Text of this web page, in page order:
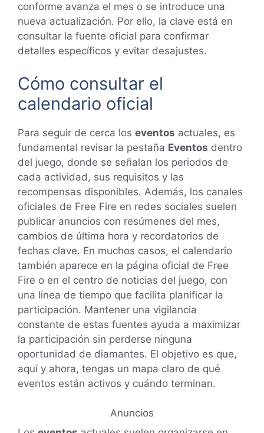
conforme avanza el mes o se introduce una
nueva actualización. Por ello, la clave está en
consultar la fuente oficial para confirmar
detalles específicos y evitar desajustes.
Cómo consultar el
calendario oficial
Para seguir de cerca los eventos actuales, es
fundamental revisar la pestaña Eventos dentro
del juego, donde se señalan los periodos de
cada actividad, sus requisitos y las
recompensas disponibles. Además, los canales
oficiales de Free Fire en redes sociales suelen
publicar anuncios con resúmenes del mes,
cambios de última hora y recordatorios de
fechas clave. En muchos casos, el calendario
también aparece en la página oficial de Free
Fire o en el centro de noticias del juego, con
una línea de tiempo que facilita planificar la
participación. Mantener una vigilancia
constante de estas fuentes ayuda a maximizar
la participación sin perderse ninguna
oportunidad de diamantes. El objetivo es que,
aquí y ahora, tengas un mapa claro de qué
eventos están activos y cuándo terminan.
Anuncios